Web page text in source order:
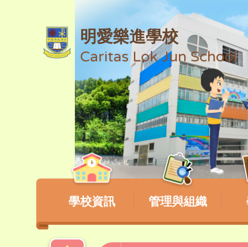
明愛樂進學校
Caritas Lok Jun School
學校資訊 管理與組織